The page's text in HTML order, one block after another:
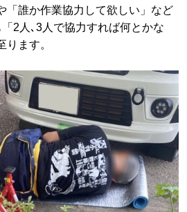
「誰か作業協力して欲しい」など
2人､3人で協力すれば何とかな
ります。